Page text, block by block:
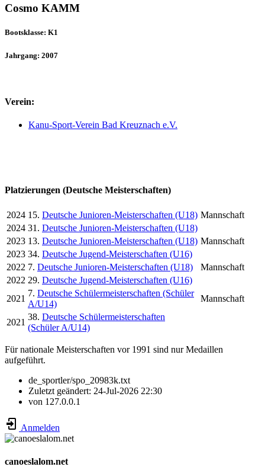
Cosmo KAMM
Bootsklasse: K1
Jahrgang: 2007
Verein:
Kanu-Sport-Verein Bad Kreuznach e.V.
Platzierungen (Deutsche Meisterschaften)
2024 15. Deutsche Junioren-Meisterschaften (U18) Mannschaft
2024 31. Deutsche Junioren-Meisterschaften (U18)
2023 13. Deutsche Junioren-Meisterschaften (U18) Mannschaft
2023 34. Deutsche Jugend-Meisterschaften (U16)
2022 7. Deutsche Junioren-Meisterschaften (U18)
Mannschaft
2022 29. Deutsche Jugend-Meisterschaften (U16)
2021
7. Deutsche Schülermeisterschaften (Schüler
A/U14)
Mannschaft
2021
38. Deutsche Schülermeisterschaften
(Schüler A/U14)
Für nationale Meisterschaften vor 1991 sind nur Medaillen
aufgeführt.
de_sportler/spo_20983k.txt
Zuletzt geändert: 24-Jul-2026 22:30
von 127.0.0.1
Anmelden
canoeslalom.net